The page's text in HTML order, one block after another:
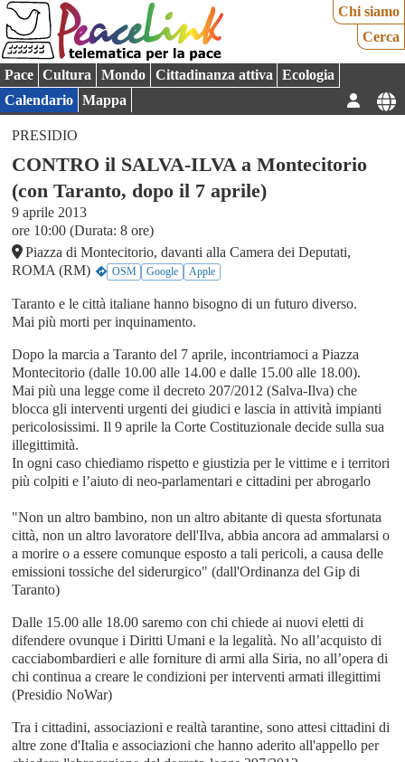
Chi siamo
Cerca
Pace Cultura Mondo Cittadinanza attiva
Ecologia
Calendario
Mappa
PRESIDIO
CONTRO il SALVA-ILVA a Montecitorio
(con Taranto, dopo il 7 aprile)
9 aprile 2013
ore 10:00 (Durata: 8 ore)
Piazza di Montecitorio, davanti alla Camera dei Deputati,
ROMA (RM)
OSM Google Apple
Taranto e le città italiane hanno bisogno di un futuro diverso.
Mai più morti per inquinamento.
Dopo la marcia a Taranto del 7 aprile, incontriamoci a Piazza
Montecitorio (dalle 10.00 alle 14.00 e dalle 15.00 alle 18.00).
Mai più una legge come il decreto 207/2012 (Salva-Ilva) che
blocca gli interventi urgenti dei giudici e lascia in attività impianti
pericolosissimi. Il 9 aprile la Corte Costituzionale decide sulla sua
illegittimità.
In ogni caso chiediamo rispetto e giustizia per le vittime e i territori
più colpiti e l’aiuto di neo-parlamentari e cittadini per abrogarlo
"Non un altro bambino, non un altro abitante di questa sfortunata
città, non un altro lavoratore dell'Ilva, abbia ancora ad ammalarsi o
a morire o a essere comunque esposto a tali pericoli, a causa delle
emissioni tossiche del siderurgico" (dall'Ordinanza del Gip di
Taranto)
Dalle 15.00 alle 18.00 saremo con chi chiede ai nuovi eletti di
difendere ovunque i Diritti Umani e la legalità. No all’acquisto di
cacciabombardieri e alle forniture di armi alla Siria, no all’opera di
chi continua a creare le condizioni per interventi armati illegittimi
(Presidio NoWar)
Tra i cittadini, associazioni e realtà tarantine, sono attesi cittadini di
altre zone d'Italia e associazioni che hanno aderito all'appello per